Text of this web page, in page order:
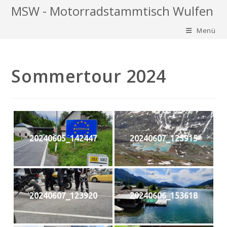
Zum
InhaltMSW - Motorradstammtisch Wulfen
Menü
Sommertour 2024
20240605_142447 20240607_125915
20240607_123920 20240606_153618